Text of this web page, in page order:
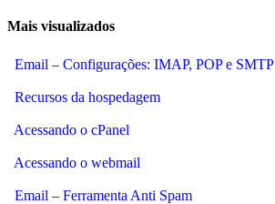
Mais visualizados
Email – Configurações: IMAP, POP e SMTP
Recursos da hospedagem
Acessando o cPanel
Acessando o webmail
Email – Ferramenta Anti Spam